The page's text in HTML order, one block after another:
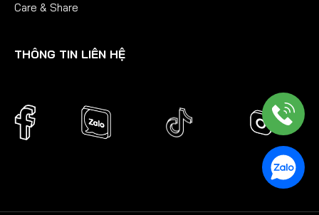
Care & Share
THÔNG TIN LIÊN HỆ